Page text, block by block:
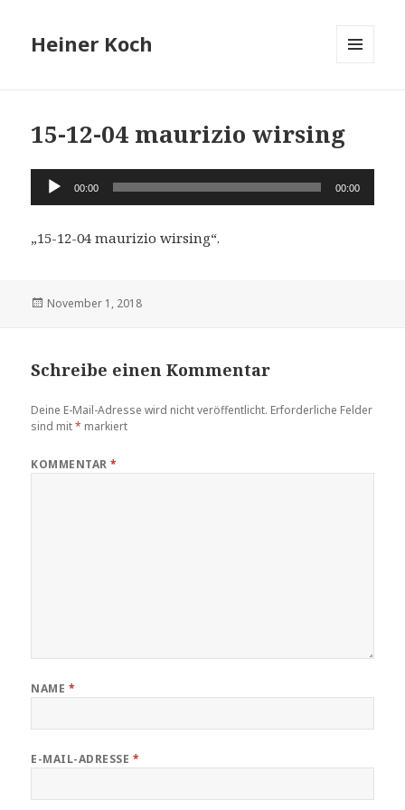
Heiner Koch
15-12-04 maurizio wirsing
Audio-
Player
00:00 00:00
„15-12-04 maurizio wirsing“.
Veröffentlicht
November 1, 2018
Schreibe einen Kommentar
Deine E-Mail-Adresse wird nicht veröffentlicht. Erforderliche Felder
sind mit* markiert
KOMMENTAR*
NAME *
E-MAIL-ADRESSE *